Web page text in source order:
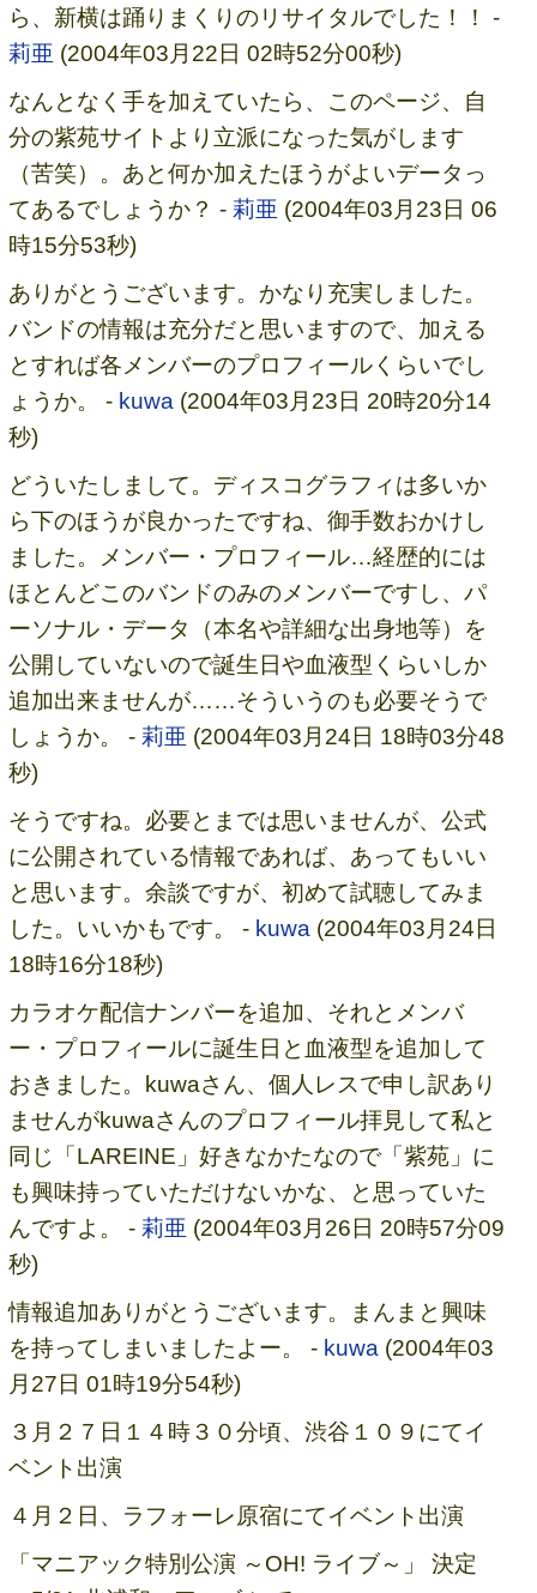
ら、新横は踊りまくりのリサイタルでした！！ -
莉亜 (2004年03月22日 02時52分00秒)
なんとなく手を加えていたら、このページ、自
分の紫苑サイトより立派になった気がします
（苦笑）。あと何か加えたほうがよいデータっ
てあるでしょうか？ - 莉亜 (2004年03月23日 06
時15分53秒)
ありがとうございます。かなり充実しました。
バンドの情報は充分だと思いますので、加える
とすれば各メンバーのプロフィールくらいでし
ょうか。 - kuwa (2004年03月23日 20時20分14
秒)
どういたしまして。ディスコグラフィは多いか
ら下のほうが良かったですね、御手数おかけし
ました。メンバー・プロフィール…経歴的には
ほとんどこのバンドのみのメンバーですし、パ
ーソナル・データ（本名や詳細な出身地等）を
公開していないので誕生日や血液型くらいしか
追加出来ませんが……そういうのも必要そうで
しょうか。 - 莉亜 (2004年03月24日 18時03分48
秒)
そうですね。必要とまでは思いませんが、公式
に公開されている情報であれば、あってもいい
と思います。余談ですが、初めて試聴してみま
した。いいかもです。 - kuwa (2004年03月24日
18時16分18秒)
カラオケ配信ナンバーを追加、それとメンバ
ー・プロフィールに誕生日と血液型を追加して
おきました。kuwaさん、個人レスで申し訳あり
ませんがkuwaさんのプロフィール拝見して私と
同じ「LAREINE」好きなかたなので「紫苑」に
も興味持っていただけないかな、と思っていた
んですよ。 - 莉亜 (2004年03月26日 20時57分09
秒)
情報追加ありがとうございます。まんまと興味
を持ってしまいましたよー。 - kuwa (2004年03
月27日 01時19分54秒)
３月２７日１４時３０分頃、渋谷１０９にてイ
ベント出演
４月２日、ラフォーレ原宿にてイベント出演
「マニアック特別公演 ～OH! ライブ～」 決定